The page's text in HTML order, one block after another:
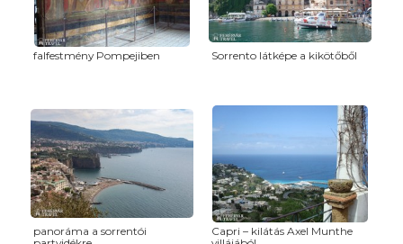
falfestmény Pompejiben Sorrento látképe a kikötőből
panoráma a sorrentói
Capri – kilátás Axel Munthe